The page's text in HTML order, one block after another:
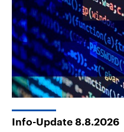
Info-Update 8.8.2026